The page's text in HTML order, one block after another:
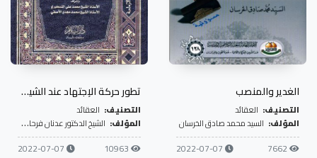
الغدير والمنصب
التصنيف: العقائد
المؤلف: السيد محمد صادق الخرسان
7662
2022-07-07
تطور حركة الإجتهاد عند الشيعة الإمامية
التصنيف: العقائد
المؤلف: الشيخ الدكتور عدنان فرحان آل قاسم
10963
2022-07-07